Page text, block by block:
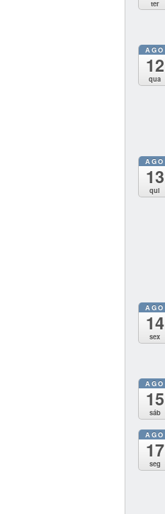
ter
AGO
12
qua
AGO
13
qui
AGO
14
sex
AGO
15
sáb
AGO
17
seg